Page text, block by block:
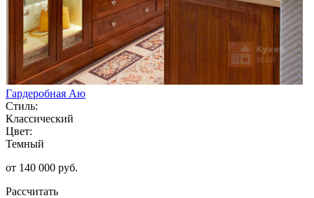
Гардеробная Аю
Стиль:
Классический
Цвет:
Темный
от 140 000 руб.
Рассчитать